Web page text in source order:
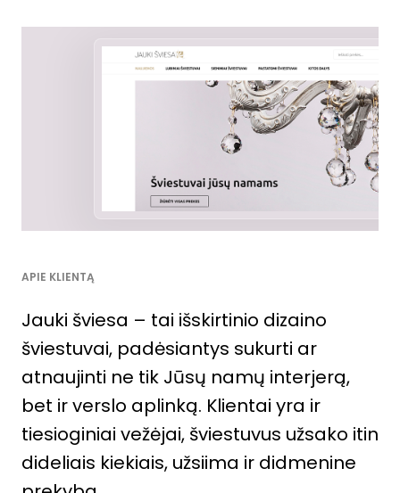
APIE KLIENTĄ
Jauki šviesa – tai išskirtinio dizaino
šviestuvai, padėsiantys sukurti ar
atnaujinti ne tik Jūsų namų interjerą,
bet ir verslo aplinką. Klientai yra ir
tiesioginiai vežėjai, šviestuvus užsako itin
dideliais kiekiais, užsiima ir didmenine